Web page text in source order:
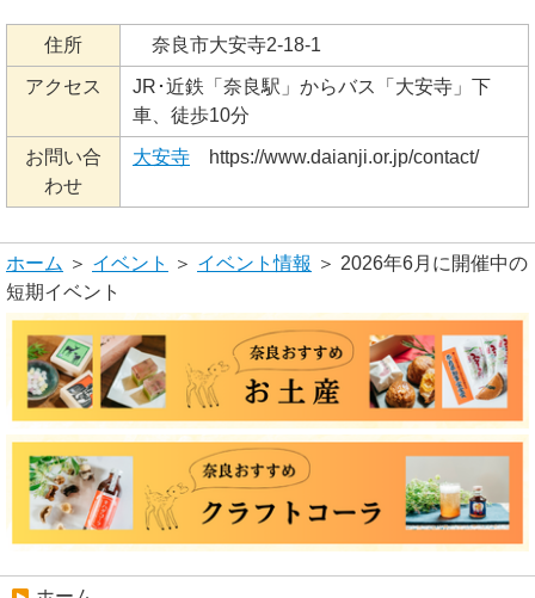
住所 奈良市大安寺2-18-1
アクセス
JR･近鉄「奈良駅」からバス「大安寺」下
車、徒歩10分
お問い合
わせ
大安寺 https://www.daianji.or.jp/contact/
ホーム ＞ イベント ＞ イベント情報 ＞ 2026年6月に開催中の
短期イベント